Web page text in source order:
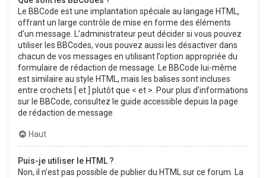
Le BBCode est une implantation spéciale au langage HTML,
offrant un large contrôle de mise en forme des éléments
d’un message. L’administrateur peut décider si vous pouvez
utiliser les BBCodes, vous pouvez aussi les désactiver dans
chacun de vos messages en utilisant l’option appropriée du
formulaire de rédaction de message. Le BBCode lui-même
est similaire au style HTML, mais les balises sont incluses
entre crochets [ et ] plutôt que < et >. Pour plus d’informations
sur le BBCode, consultez le guide accessible depuis la page
de rédaction de message.
Haut
Puis-je utiliser le HTML ?
Non, il n’est pas possible de publier du HTML sur ce forum. La